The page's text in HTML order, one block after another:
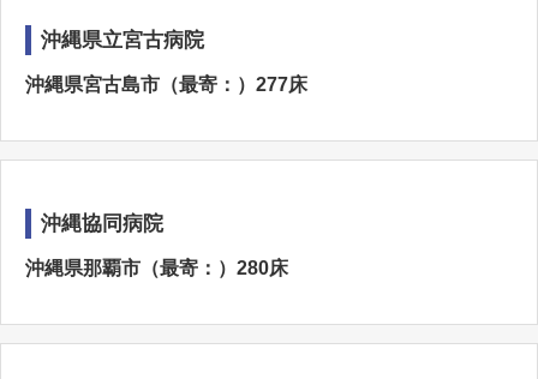
沖縄県立宮古病院
沖縄県宮古島市（最寄：）277床
沖縄協同病院
沖縄県那覇市（最寄：）280床